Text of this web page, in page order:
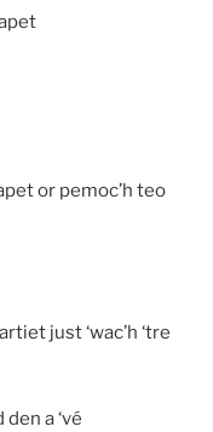
or pemoc’h teo
just ‘wac’h ‘tre
a ‘vé